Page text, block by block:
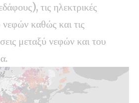
τις ηλεκτρικές
καθώς και τις
μεταξύ νεφών και του